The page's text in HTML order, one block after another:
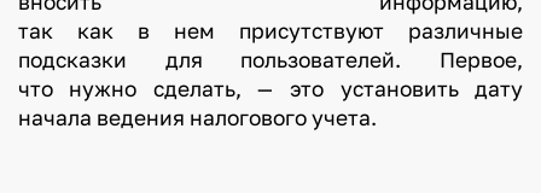
так как в нем присутствуют различные
подсказки для пользователей. Первое,
что нужно сделать, — это установить дату
начала ведения налогового учета.